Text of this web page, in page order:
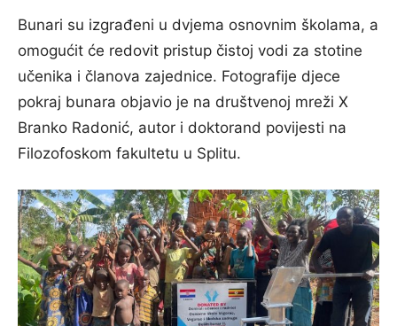
Bunari su izgrađeni u dvjema osnovnim školama, a
omogućit će redovit pristup čistoj vodi za stotine
učenika i članova zajednice. Fotografije djece
pokraj bunara objavio je na društvenoj mreži X
Branko Radonić, autor i doktorand povijesti na
Filozofoskom fakultetu u Splitu.